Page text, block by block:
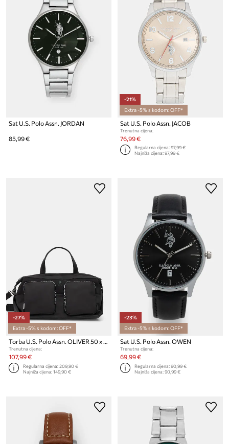
Sat U.S. Polo Assn. JORDAN
85,99 €
-21%
Extra -5% s kodom: OFF*
Sat U.S. Polo Assn. JACOB
Trenutna cijena:
76,99 €
Regularna cijena:97,99 €
Najniža cijena:97,99 €
-27%
Extra -5% s kodom: OFF*
Torba U.S. Polo Assn. OLIVER 50 x 23 x 23 cm
Trenutna cijena:
107,99 €
Regularna cijena:209,90 €
Najniža cijena:149,90 €
-23%
Extra -5% s kodom: OFF*
Sat U.S. Polo Assn. OWEN
Trenutna cijena:
69,99 €
Regularna cijena:90,99 €
Najniža cijena:90,99 €